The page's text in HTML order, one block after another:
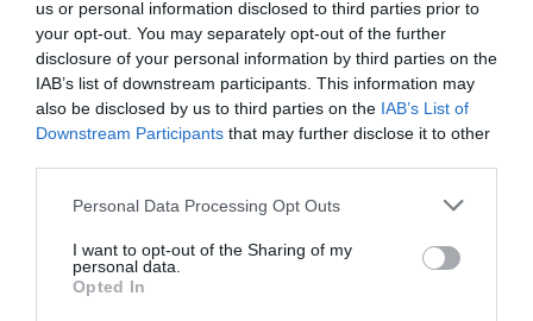
us or personal information disclosed to third parties prior to
your opt-out. You may separately opt-out of the further
disclosure of your personal information by third parties on the
IAB’s list of downstream participants. This information may
also be disclosed by us to third parties on the IAB’s List of
Downstream Participants that may further disclose it to other
Personal Data Processing Opt Outs
I want to opt-out of the Sharing of my
personal data.
Opted In
Llibres exposats al taulell d’una de les parades de la
plaça Reial amb motiu de la diada de Sant Jordi |
intensitat del llibre, Marín argumenta que el sector
editorial europeu en té dos de claríssims. El primer
és la tardor: el quadrimestre que va de setembre